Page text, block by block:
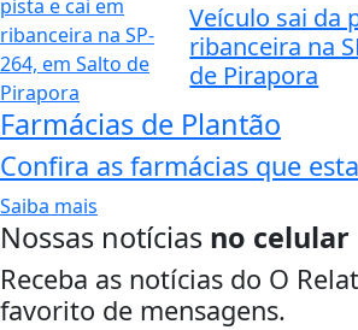
Veículo sai da
ribanceira na
de Pirapora
Farmácias de Plantão
Confira as farmácias que
Saiba mais
Nossas notícias no celular
Receba as notícias do O
favorito de mensagens.